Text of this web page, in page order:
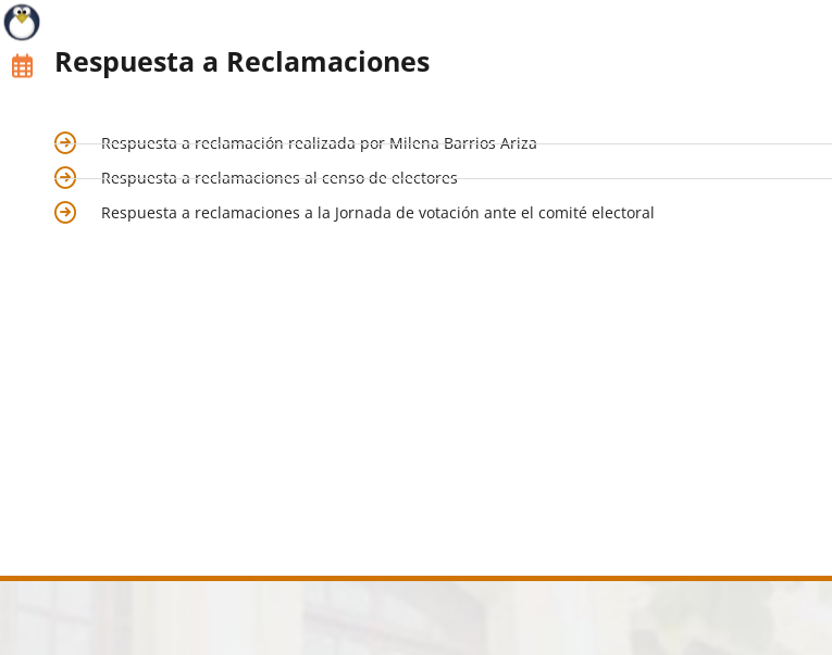
Respuesta a Reclamaciones
Respuesta a reclamación realizada por Milena Barrios Ariza
Respuesta a reclamaciones al censo de electores
Respuesta a reclamaciones a la Jornada de votación ante el comité electoral